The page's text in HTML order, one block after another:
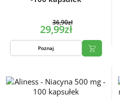
36,90zł
29,99zł
Poznaj